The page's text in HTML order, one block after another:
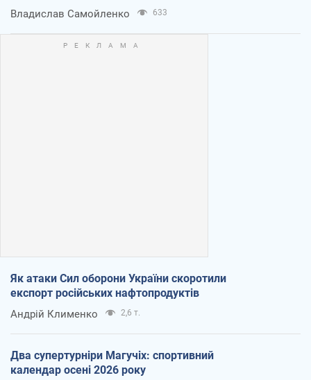
Владислав Самойленко 633
Як атаки Сил оборони України скоротили
експорт російських нафтопродуктів
Андрій Клименко 2,6 т.
Два супертурніри Магучіх: спортивний
календар осені 2026 року